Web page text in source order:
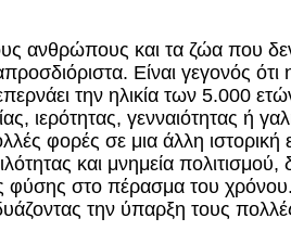
ανθρώπους και τα ζώα που
Είναι γεγονός
την ηλικία των 5.000
ιερότητας, γενναιότητας ή
φορές σε μια άλλη ιστορική
και μνημεία
φύσης στο πέρασμα του
την ύπαρξη τους